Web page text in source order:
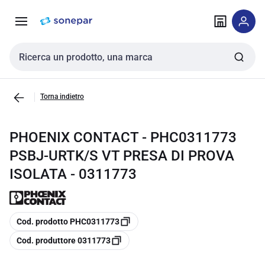
navigazione alla
Cerca input
Torna indietro
PHOENIX CONTACT - PHC0311773
PSBJ-URTK/S VT PRESA DI PROVA
ISOLATA - 0311773
copia
Cod. prodotto PHC0311773
copia
Cod. produttore 0311773